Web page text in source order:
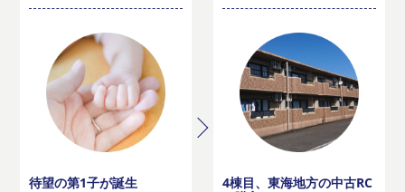
待望の第1子が誕生
4棟目、東海地方の中古RC